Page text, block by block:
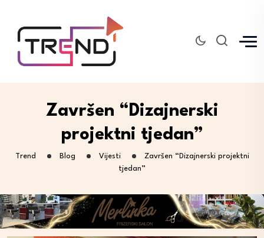
Završen “Dizajnerski
projektni tjedan”
Trend Blog Vijesti
Završen “Dizajnerski projektni
tjedan”